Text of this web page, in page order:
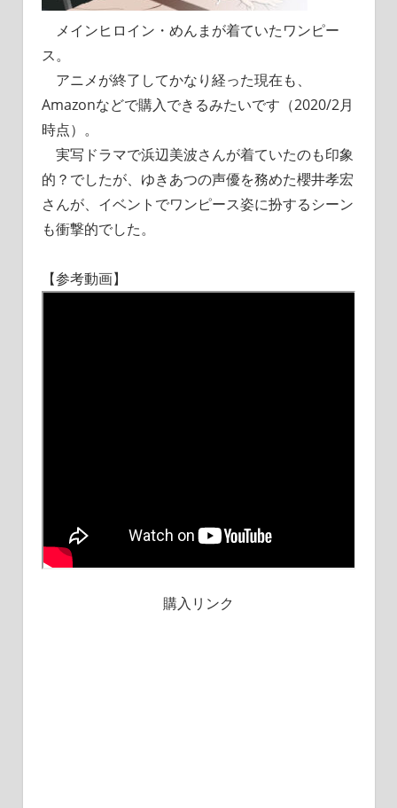
メインヒロイン・めんまが着ていたワンピー
ス。
アニメが終了してかなり経った現在も、
Amazonなどで購入できるみたいです（2020/2月
時点）。
実写ドラマで浜辺美波さんが着ていたのも印象
的？でしたが、ゆきあつの声優を務めた櫻井孝宏
さんが、イベントでワンピース姿に扮するシーン
も衝撃的でした。
【参考動画】
購入リンク